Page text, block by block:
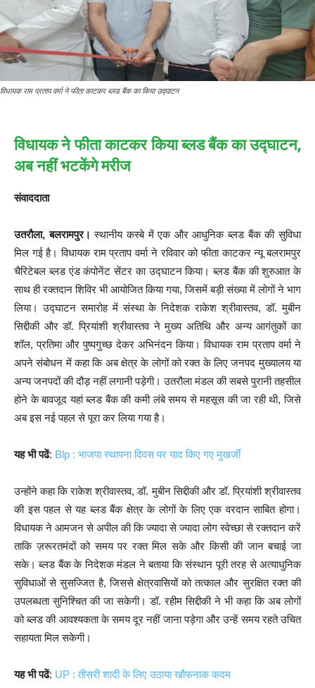
विधायक राम प्रताप वर्मा ने फीता काटकर ब्लड बैंक का किया उद्घाटन
विधायक ने फीता काटकर किया ब्लड बैंक का उद्घाटन,
अब नहीं भटकेंगे मरीज
संवाददाता
उतरौला, बलरामपुर। स्थानीय कस्बे में एक और आधुनिक ब्लड बैंक की सुविधा
मिल गई है। विधायक राम प्रताप वर्मा ने रविवार को फीता काटकर न्यू बलरामपुर
चैरिटेबल ब्लड एंड कंपोनेंट सेंटर का उद्घाटन किया। ब्लड बैंक की शुरुआत के
साथ ही रक्तदान शिविर भी आयोजित किया गया, जिसमें बड़ी संख्या में लोगों ने भाग
लिया। उद्घाटन समारोह में संस्था के निदेशक राकेश श्रीवास्तव, डॉ. मुबीन
सिद्दीकी और डॉ. प्रियांशी श्रीवास्तव ने मुख्य अतिथि और अन्य आगंतुकों का
शॉल, प्रतिमा और पुष्पगुच्छ देकर अभिनंदन किया। विधायक राम प्रताप वर्मा ने
अपने संबोधन में कहा कि अब क्षेत्र के लोगों को रक्त के लिए जनपद मुख्यालय या
अन्य जनपदों की दौड़ नहीं लगानी पड़ेगी। उतरौला मंडल की सबसे पुरानी तहसील
होने के बावजूद यहां ब्लड बैंक की कमी लंबे समय से महसूस की जा रही थी, जिसे
अब इस नई पहल से पूरा कर लिया गया है।
यह भी पढें: Blp : भाजपा स्थापना दिवस पर याद किए गए मुखर्जी
उन्होंने कहा कि राकेश श्रीवास्तव, डॉ. मुबीन सिद्दीकी और डॉ. प्रियांशी श्रीवास्तव
की इस पहल से यह ब्लड बैंक क्षेत्र के लोगों के लिए एक वरदान साबित होगा।
विधायक ने आमजन से अपील की कि ज्यादा से ज्यादा लोग स्वेच्छा से रक्तदान करें
ताकि ज़रूरतमंदों को समय पर रक्त मिल सके और किसी की जान बचाई जा
सके। ब्लड बैंक के निदेशक मंडल ने बताया कि संस्थान पूरी तरह से अत्याधुनिक
सुविधाओं से सुसज्जित है, जिससे क्षेत्रवासियों को तत्काल और सुरक्षित रक्त की
उपलब्धता सुनिश्चित की जा सकेगी। डॉ. रहीम सिद्दीकी ने भी कहा कि अब लोगों
को ब्लड की आवश्यकता के समय दूर नहीं जाना पड़ेगा और उन्हें समय रहते उचित
सहायता मिल सकेगी।
यह भी पढें: UP : तीसरी शादी के लिए उठाया खौफनाक कदम